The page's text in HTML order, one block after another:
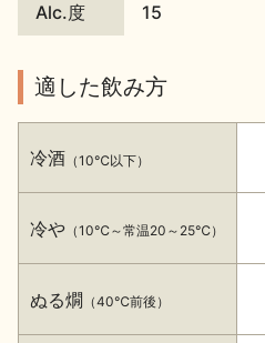
日本酒の楽しみ方特集
地酒・イベント情報
イベント情報TOP
Alc.度 15
適した飲み方
冷酒 （10℃以下）
冷や （10℃～常温20～25℃）
ぬる燗 （40℃前後）